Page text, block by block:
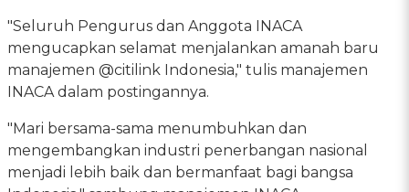
"Seluruh Pengurus dan Anggota INACA
mengucapkan selamat menjalankan amanah baru
manajemen @citilink Indonesia," tulis manajemen
INACA dalam postingannya.
"Mari bersama-sama menumbuhkan dan
mengembangkan industri penerbangan nasional
menjadi lebih baik dan bermanfaat bagi bangsa